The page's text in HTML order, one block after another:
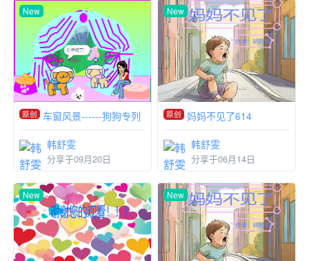
New
原创 车窗风景------狗狗专列
韩舒雯
分享于09月20日
New
原创 妈妈不见了614
韩舒雯
分享于06月14日
New New